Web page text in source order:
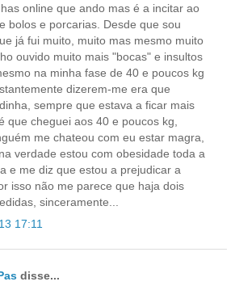
online que ando mas é a incitar ao
bolos e porcarias. Desde que sou
já fui muito, muito mas mesmo muito
ouvido muito mais "bocas" e insultos
na minha fase de 40 e poucos kg
dizerem-me era que
sempre que estava a ficar mais
que cheguei aos 40 e poucos kg,
me chateou com eu estar magra,
verdade estou com obesidade toda a
e me diz que estou a prejudicar a
isso não me parece que haja dois
sinceramente...
17:11
disse...